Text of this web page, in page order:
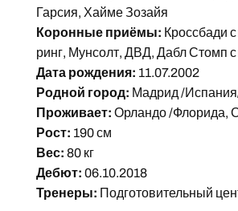
Гарсия, Хайме Зозайя
Коронные приёмы: Кроссбади
ринг, Мунсолт, ДВД, Дабл Стомп с
Дата рождения: 11.07.2002
Родной город: Мадрид /
Проживает: Орландо /Флорида,
Рост: 190 см
Вес: 80 кг
Дебют: 06.10.2018
Тренеры: Подготовительный